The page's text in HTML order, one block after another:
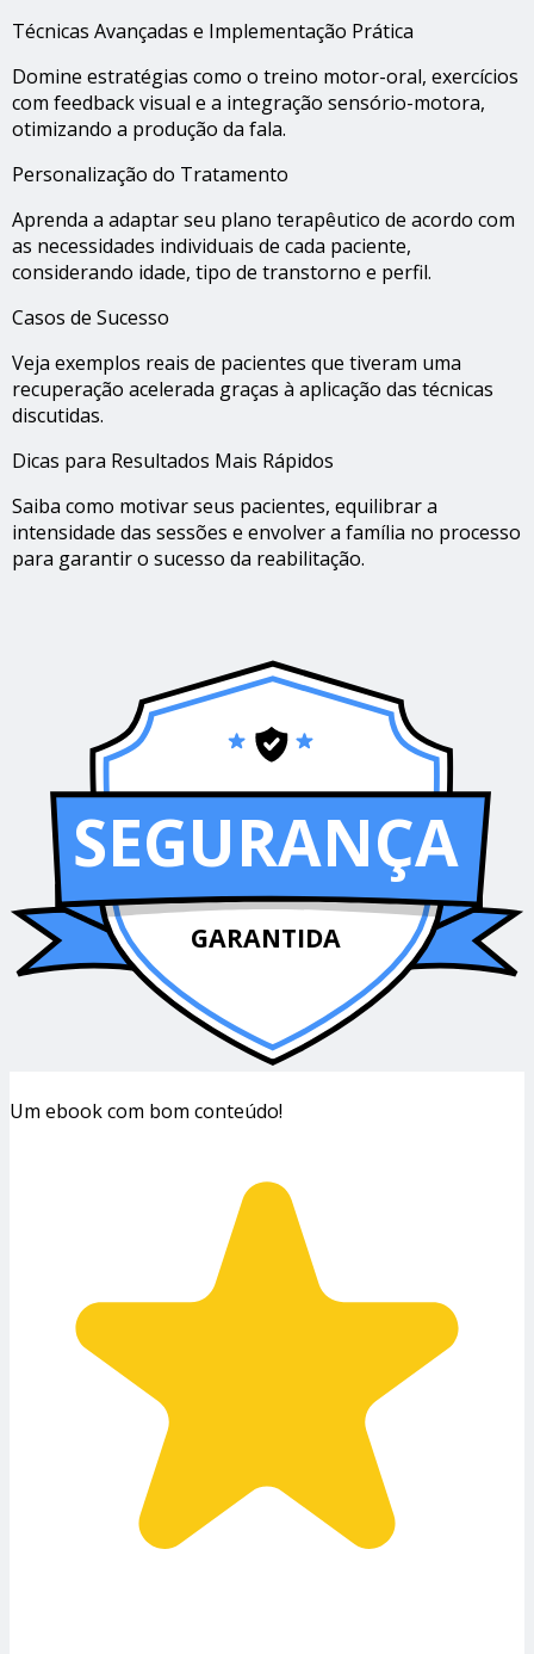
Técnicas Avançadas e Implementação Prática
Domine estratégias como o treino motor-oral, exercícios
com feedback visual e a integração sensório-motora,
otimizando a produção da fala.
Personalização do Tratamento
Aprenda a adaptar seu plano terapêutico de acordo com
as necessidades individuais de cada paciente,
considerando idade, tipo de transtorno e perfil.
Casos de Sucesso
Veja exemplos reais de pacientes que tiveram uma
recuperação acelerada graças à aplicação das técnicas
discutidas.
Dicas para Resultados Mais Rápidos
Saiba como motivar seus pacientes, equilibrar a
intensidade das sessões e envolver a família no processo
para garantir o sucesso da reabilitação.
SEGURANÇA
GARANTIDA
Um ebook com bom conteúdo!